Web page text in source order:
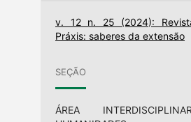
v. 12 n. 25 (2024):
Práxis: saberes da extensão
SEÇÃO
ÁREA